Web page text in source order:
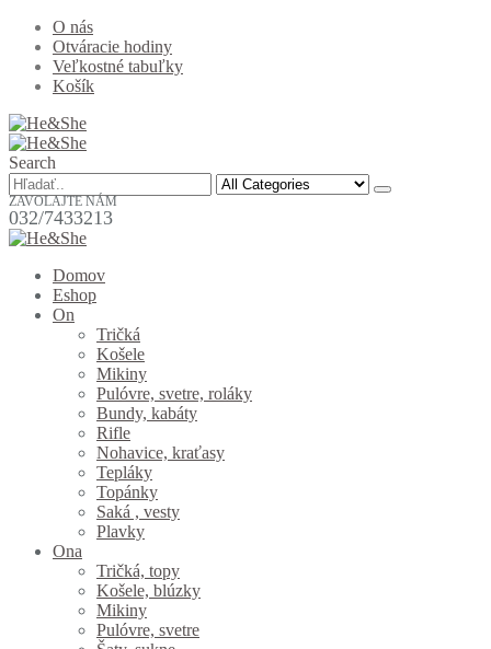
O nás
Otváracie hodiny
Veľkostné tabuľky
Košík
Search
ZAVOLAJTE NÁM
032/7433213
Domov
Eshop
On
Tričká
Košele
Mikiny
Pulóvre, svetre, roláky
Bundy, kabáty
Rifle
Nohavice, kraťasy
Tepláky
Topánky
Saká , vesty
Plavky
Ona
Tričká, topy
Košele, blúzky
Mikiny
Pulóvre, svetre